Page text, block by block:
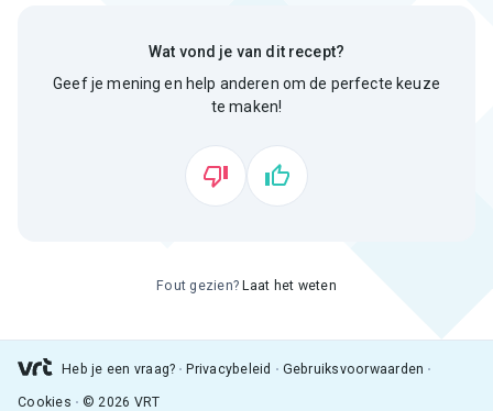
Wat vond je van dit recept?
Geef je mening en help anderen om de perfecte keuze
te maken!
Fout gezien? Laat het weten
Heb je een vraag? Privacybeleid Gebruiksvoorwaarden
Cookies © 2026 VRT